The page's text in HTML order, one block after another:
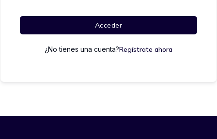
Acceder
¿No tienes una cuenta?Regístrate ahora